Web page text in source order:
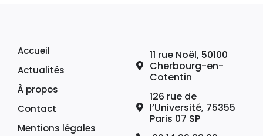
Accueil
Actualités
À propos
Contact
Mentions légales
11 rue Noël, 50100
Cherbourg-en-
Cotentin
126 rue de
l’Université, 75355
Paris 07 SP